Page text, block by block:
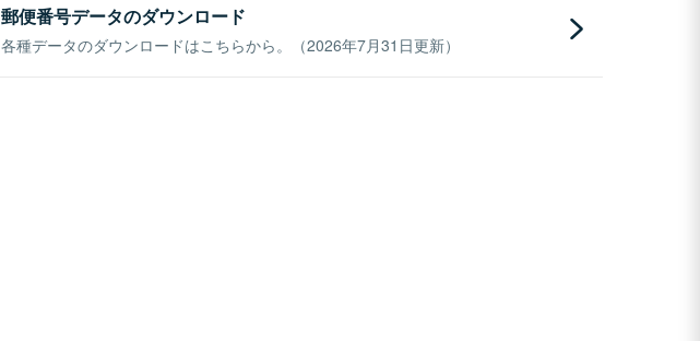
郵便番号データのダウンロード
各種データのダウンロードはこちらから。（2026年7月31日更新）